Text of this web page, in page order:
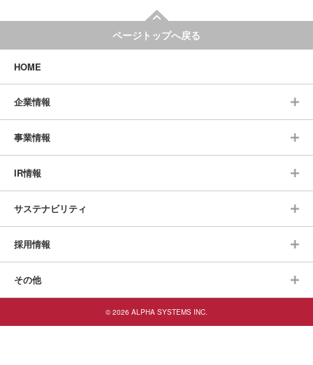
ページトップへ戻る
HOME
企業情報
事業情報
IR情報
サステナビリティ
採用情報
その他
© 2026 ALPHA SYSTEMS INC.